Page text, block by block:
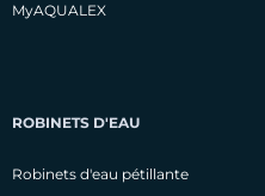
MyAQUALEX
ROBINETS D'EAU
Robinets d'eau pétillante